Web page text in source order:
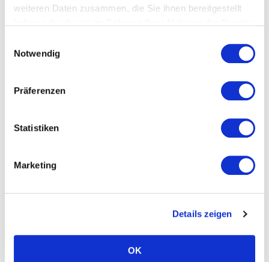
weiteren Daten zusammen, die Sie ihnen bereitgestellt
Notwendig
Präferenzen
Statistiken
Marketing
Details zeigen
OK